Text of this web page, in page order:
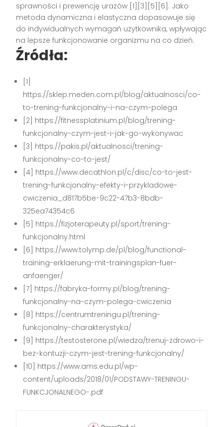
sprawności i prewencję urazów [1][3][5][6] . Jako
metoda dynamiczna i elastyczna dopasowuje się
do indywidualnych wymagań użytkownika, wpływając
na lepsze funkcjonowanie organizmu na co dzień.
Źródła:
[1]
https://sklep.meden.com.pl/blog/aktualnosci/co-
to-trening-funkcjonalny-i-na-czym-polega
[2] https://fitnessplatinium.pl/blog/trening-
funkcjonalny-czym-jest-i-jak-go-wykonywac
[3] https://pakis.pl/aktualnosci/trening-
funkcjonalny-co-to-jest/
[4] https://www.decathlon.pl/c/disc/co-to-jest-
trening-funkcjonalny-efekty-i-przykladowe-
cwiczenia_d817b5be-9c22-47b3-8bdb-
325ea74354c6
[5] https://fizjoterapeuty.pl/sport/trening-
funkcjonalny.html
[6] https://www.tolymp.de/pl/blog/functional-
training-erklaerung-mit-trainingsplan-fuer-
anfaenger/
[7] https://fabryka-formy.pl/blog/trening-
funkcjonalny-na-czym-polega-cwiczenia
[8] https://centrumtreningu.pl/trening-
funkcjonalny-charakterystyka/
[9] https://testosterone.pl/wiedza/trenuj-zdrowo-i-
bez-kontuzji-czym-jest-trening-funkcjonalny/
[10] https://www.ams.edu.pl/wp-
content/uploads/2018/01/PODSTAWY-TRENINGU-
FUNKCJONALNEGO-.pdf